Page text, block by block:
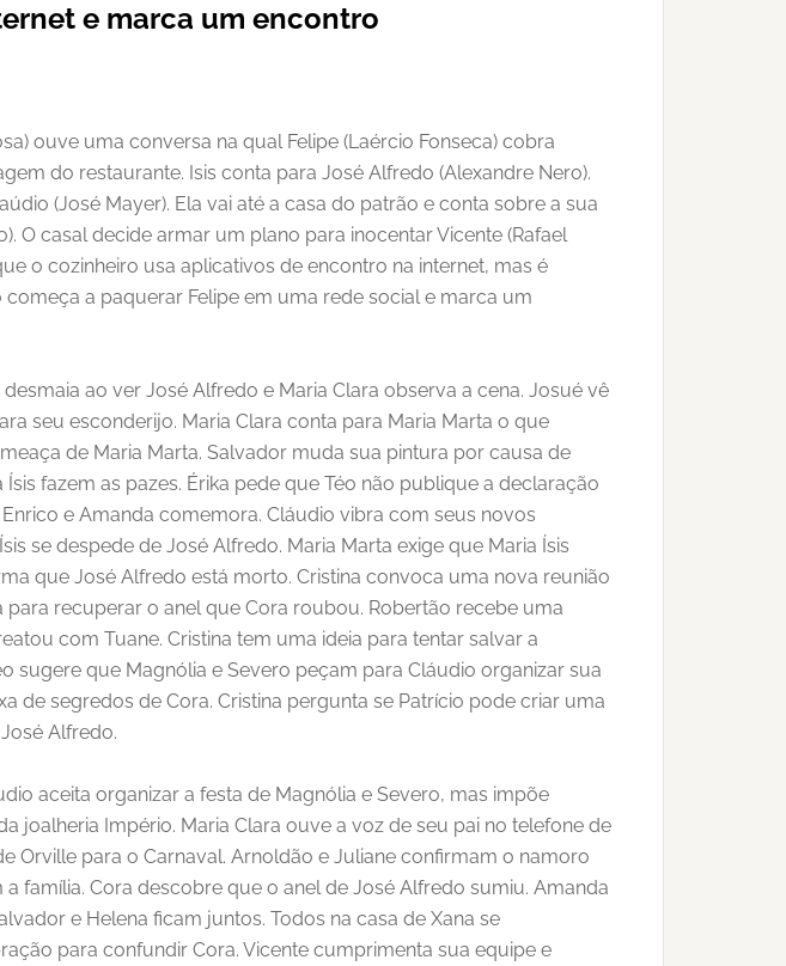
e marca um encontro
ouve uma conversa na qual Felipe (Laércio Fonseca) cobra
do restaurante. Isis conta para José Alfredo (Alexandre Nero).
(José Mayer). Ela vai até a casa do patrão e conta sobre a sua
O casal decide armar um plano para inocentar Vicente (Rafael
o cozinheiro usa aplicativos de encontro na internet, mas é
a paquerar Felipe em uma rede social e marca um
ao ver José Alfredo e Maria Clara observa a cena. Josué vê
seu esconderijo. Maria Clara conta para Maria Marta o que
de Maria Marta. Salvador muda sua pintura por causa de
fazem as pazes. Érika pede que Téo não publique a declaração
e Amanda comemora. Cláudio vibra com seus novos
se despede de José Alfredo. Maria Marta exige que Maria Ísis
que José Alfredo está morto. Cristina convoca uma nova reunião
recuperar o anel que Cora roubou. Robertão recebe uma
com Tuane. Cristina tem uma ideia para tentar salvar a
sugere que Magnólia e Severo peçam para Cláudio organizar sua
de segredos de Cora. Cristina pergunta se Patrício pode criar uma
Alfredo.
aceita organizar a festa de Magnólia e Severo, mas impõe
joalheria Império. Maria Clara ouve a voz de seu pai no telefone de
Orville para o Carnaval. Arnoldão e Juliane confirmam o namoro
família. Cora descobre que o anel de José Alfredo sumiu. Amanda
e Helena ficam juntos. Todos na casa de Xana se
para confundir Cora. Vicente cumprimenta sua equipe e